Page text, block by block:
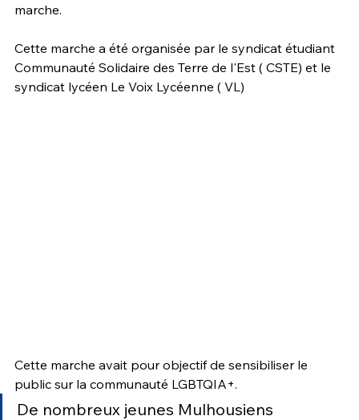
marche.
Cette marche a été organisée par le syndicat étudiant
Communauté Solidaire des Terre de l'Est ( CSTE) et le
syndicat lycéen Le Voix Lycéenne ( VL)
Cette marche avait pour objectif de sensibiliser le
public sur la communauté LGBTQIA+.
De nombreux jeunes Mulhousiens